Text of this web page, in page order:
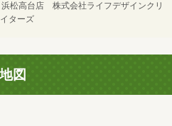
松高台店 株式会社ライフデザインクリ
ターズ
地図